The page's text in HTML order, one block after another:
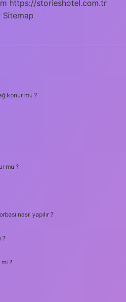
https://storieshotel.com.tr
Sitemap
konur mu ?
mu ?
nasıl yapılır ?
?
mi ?